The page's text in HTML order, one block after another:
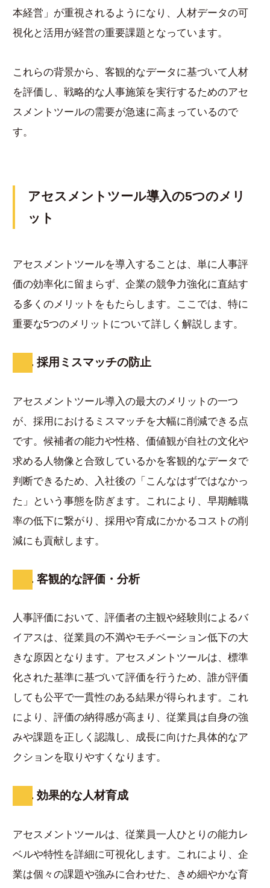
本経営」が重視されるようになり、人材データの可
視化と活用が経営の重要課題となっています。
これらの背景から、客観的なデータに基づいて人材
を評価し、戦略的な人事施策を実行するためのアセ
スメントツールの需要が急速に高まっているので
す。
アセスメントツール導入の5つのメリ
ット
アセスメントツールを導入することは、単に人事評
価の効率化に留まらず、企業の競争力強化に直結す
る多くのメリットをもたらします。ここでは、特に
重要な5つのメリットについて詳しく解説します。
1. 採用ミスマッチの防止
アセスメントツール導入の最大のメリットの一つ
が、採用におけるミスマッチを大幅に削減できる点
です。候補者の能力や性格、価値観が自社の文化や
求める人物像と合致しているかを客観的なデータで
判断できるため、入社後の「こんなはずではなかっ
た」という事態を防ぎます。これにより、早期離職
率の低下に繋がり、採用や育成にかかるコストの削
減にも貢献します。
2. 客観的な評価・分析
人事評価において、評価者の主観や経験則によるバ
イアスは、従業員の不満やモチベーション低下の大
きな原因となります。アセスメントツールは、標準
化された基準に基づいて評価を行うため、誰が評価
しても公平で一貫性のある結果が得られます。これ
により、評価の納得感が高まり、従業員は自身の強
みや課題を正しく認識し、成長に向けた具体的なア
クションを取りやすくなります。
3. 効果的な人材育成
アセスメントツールは、従業員一人ひとりの能力レ
ベルや特性を詳細に可視化します。これにより、企
業は個々の課題や強みに合わせた、きめ細やかな育